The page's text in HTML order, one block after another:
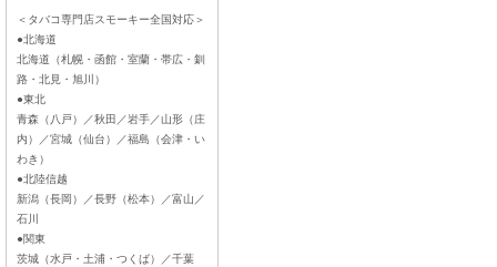
＜タバコ専門店スモーキー全国対応＞
●北海道
北海道（札幌・函館・室蘭・帯広・釧
路・北見・旭川）
●東北
青森（八戸）／秋田／岩手／山形（庄
内）／宮城（仙台）／福島（会津・い
わき）
●北陸信越
新潟（長岡）／長野（松本）／富山／
石川
●関東
茨城（水戸・土浦・つくば）／千葉